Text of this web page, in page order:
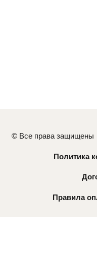
© Все права защищены
Политика
Правила